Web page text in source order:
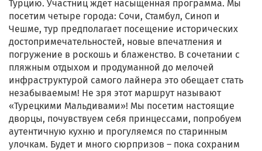
Турцию. Участниц ждет насыщенная программа. Мы
посетим четыре города: Сочи, Стамбул, Синоп и
Чешме, тур предполагает посещение исторических
достопримечательностей, новые впечатления и
погружение в роскошь и блаженство. В сочетании с
пляжным отдыхом и продуманной до мелочей
инфраструктурой самого лайнера это обещает стать
незабываемым! Не зря этот маршрут называют
«Турецкими Мальдивами»! Мы посетим настоящие
дворцы, почувствуем себя принцессами, попробуем
аутентичную кухню и прогуляемся по старинным
улочкам. Будет и много сюрпризов – пока сохраним